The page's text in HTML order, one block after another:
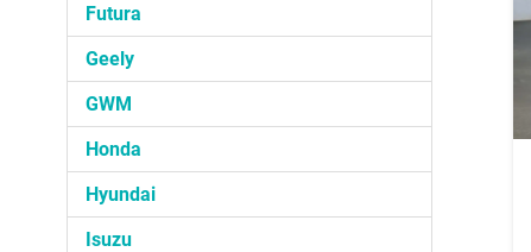
Futura
Geely
GWM
Honda
Hyundai
Isuzu